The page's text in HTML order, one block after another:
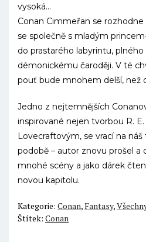
vysoká…
Conan Cimmeřan se
se společně s mladým
do prastarého labyrintu,
démonickému čaroději. V té
pouť bude mnohem delší, než
Jedno z nejtemnějších
inspirované nejen tvorbou R.
Lovecraftovým, se vrací na
podobě – autor znovu prošel a
mnohé scény a jako dárek
novou kapitolu.
Kategorie: Conan,Fantasy,
Štítek: Conan